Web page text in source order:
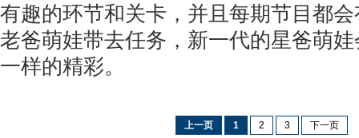
有趣的环节和关卡，并且每期节目都
老爸萌娃带去任务，新一代的星爸萌
一样的精彩。
上一页 1 2 3 下一页